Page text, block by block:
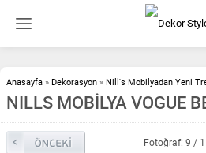
Anasayfa » Dekorasyon » Nill's Mobilyadan Yeni
NILLS MOBİLYA VOGUE
Fotoğraf: 9 /